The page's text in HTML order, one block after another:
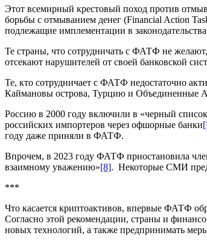
Этот всемирный крестовый поход против
борьбы с отмыванием денег (Financial Action
подлежащие имплементации в
Те страны, что сотрудничать с ФАТФ не
отсекают нарушителей от своей банковской
Те, кто сотрудничает с ФАТФ недостаточно
Каймановы острова, Турцию и Объединенные
Россию в 2000 году включили в «черный
российских импортеров через офшорные банки
году даже приняли в ФАТФ.
Впрочем, в 2023 году ФАТФ приостановила
взаимному уважению»[8]. Некоторые СМИ
***
Что касается криптоактивов, впервые ФАТФ
Согласно этой рекомендации, страны и
новых технологий, а также предпринимать